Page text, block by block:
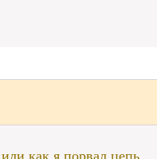
как я порвал цепь